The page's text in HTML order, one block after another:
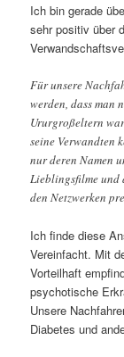
Ich bin gerade
sehr positiv über
Für unsere
werden, dass man
Ururgroßeltern
seine Verwandten
nur deren Namen
Lieblingsfilme und
den Netzwerken
Ich finde diese
Vereinfacht. Mit
Vorteilhaft
psychotische
Unsere
Diabetes und